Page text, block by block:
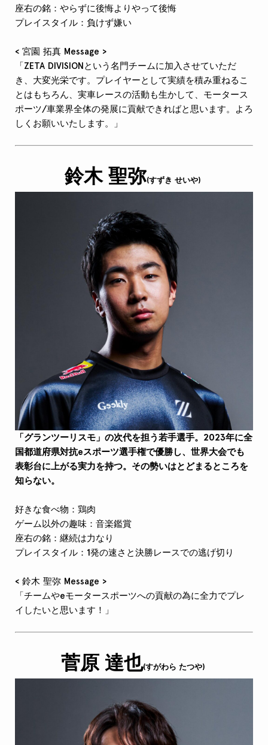
座右の銘： やらずに後悔よりやって後悔
プレイスタイル： 負けず嫌い
< 宮園 拓真 Message >
「ZETA DIVISIONという名門チームに加入させていただ
き、大変光栄です。プレイヤーとして実績を積み重ねるこ
とはもちろん、実車レースの活動も生かして、モータース
ポーツ/車業界全体の発展に貢献できればと思います。よろ
しくお願いいたします。
」
鈴木 聖弥(すずき せいや)
「グランツーリスモ」の次代を担う若手選手。2023年に全
国都道府県対抗eスポーツ選手権で優勝し、世界大会でも
表彰台に上がる実力を持つ。その勢いはとどまるところを
知らない。
好きな食べ物：鶏肉
ゲーム以外の趣味：音楽鑑賞
座右の銘：継続は力なり
プレイスタイル： 1発の速さと決勝レースでの逃げ切り
< 鈴木 聖弥 Message >
「チームやeモータースポーツへの貢献の為に全力でプレ
イしたいと思います！」
菅原 達也(すがわら たつや)